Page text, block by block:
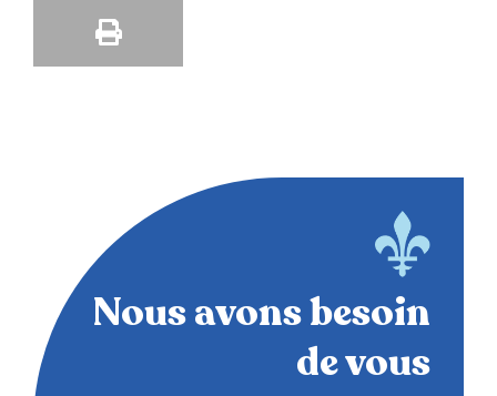
Nous avons besoin
de vous